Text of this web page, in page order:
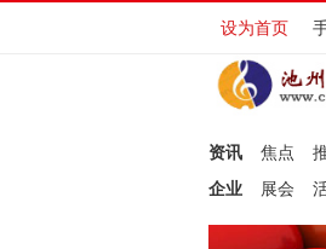
设为首页
资讯 焦点
企业
展会